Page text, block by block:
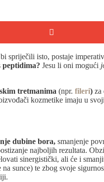
spriječili isto, postaje
peptidima? Jesu li oni mogući
tretmanima (npr. fileri) za
kozmetike imaju u
dubine bora, smanjenje
najboljih rezultata.
sinergistički, ali će i
sunce) te zbog svoje